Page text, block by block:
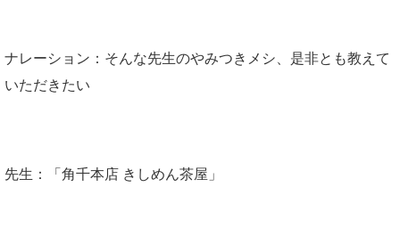
ナレーション：そんな先生のやみつきメシ、是非とも教えて
いただきたい
先生：「角千本店 きしめん茶屋」